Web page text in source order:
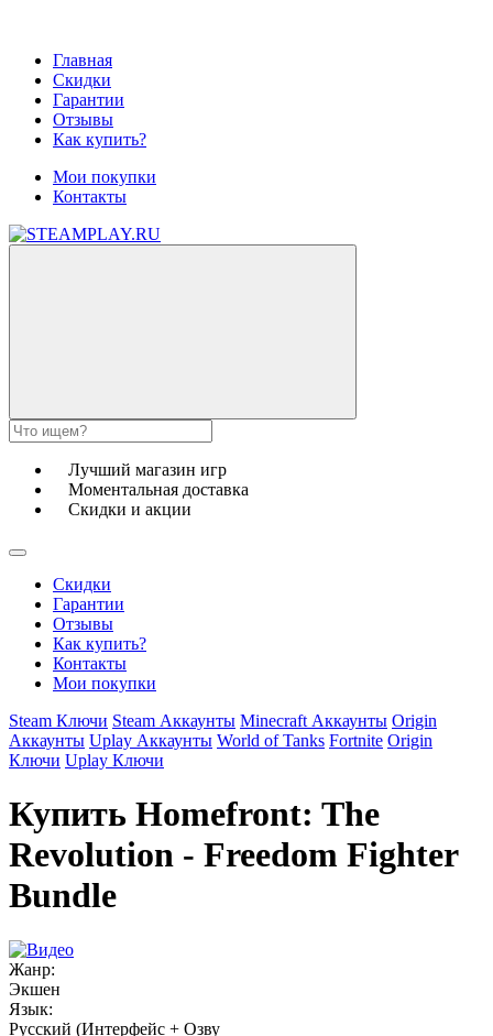
Главная
Скидки
Гарантии
Отзывы
Как купить?
Мои покупки
Контакты
Лучший магазин игр
Моментальная доставка
Скидки и акции
Скидки
Гарантии
Отзывы
Как купить?
Контакты
Мои покупки
Steam Ключи Steam Аккаунты Minecraft Аккаунты Origin
Аккаунты Uplay Аккаунты World of Tanks Fortnite Origin
Ключи Uplay Ключи
Купить Homefront: The
Revolution - Freedom Fighter
Bundle
Жанр:
Экшен
Язык:
Русский (Интерфейс + Озву